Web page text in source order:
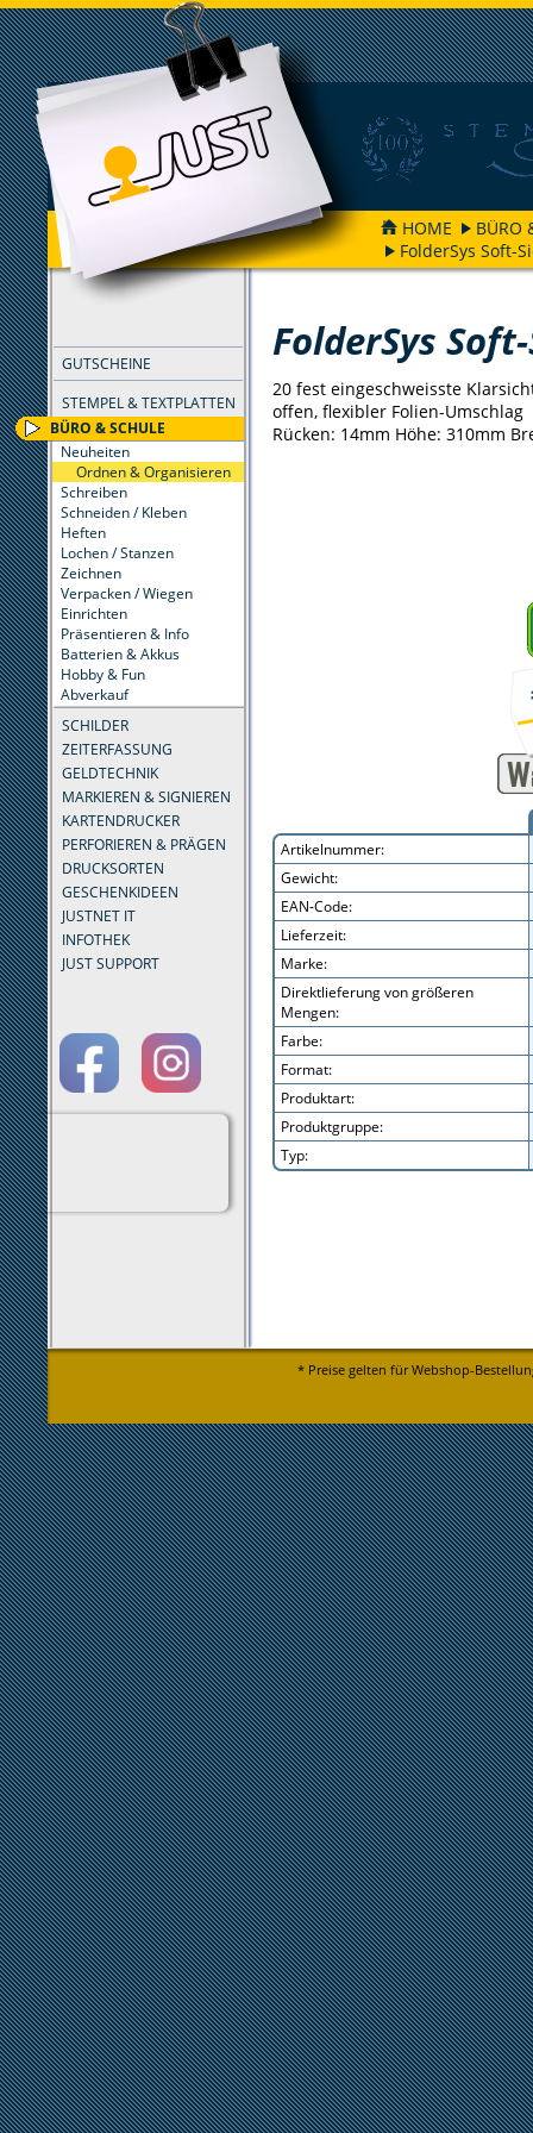
HOME
BÜRO
FolderSys Soft-
GUTSCHEINE
STEMPEL & TEXTPLATTEN
BÜRO & SCHULE
Neuheiten
Ordnen & Organisieren
Schreiben
Schneiden / Kleben
Heften
Lochen / Stanzen
Zeichnen
Verpacken / Wiegen
Einrichten
Präsentieren & Info
Batterien & Akkus
Hobby & Fun
Abverkauf
SCHILDER
ZEITERFASSUNG
GELDTECHNIK
MARKIEREN & SIGNIEREN
KARTENDRUCKER
PERFORIEREN & PRÄGEN
DRUCKSORTEN
GESCHENKIDEEN
JUSTNET IT
INFOTHEK
JUST SUPPORT
FILTER
FolderSys
20 fest eingeschweisste
offen, flexibler Folien-Umschlag
Rücken: 14mm Höhe: 310mm
Artikelnummer:
Gewicht:
EAN-Code:
Lieferzeit:
Marke:
Direktlieferung von größeren
Mengen:
Farbe:
Format:
Produktart:
Produktgruppe:
Typ:
* Preise gelten für Webshop-